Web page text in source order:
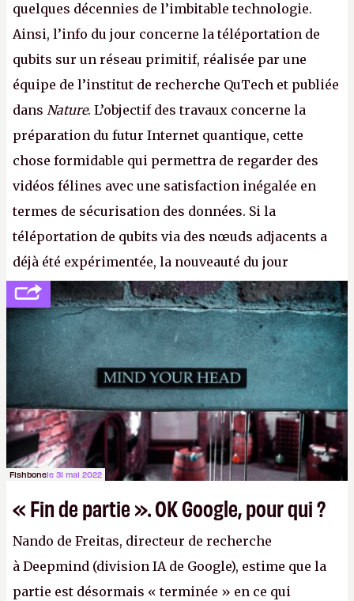
quelques décennies de l’imbitable technologie.
Ainsi, l’info du jour concerne la téléportation de
qubits sur un réseau primitif, réalisée par une
équipe de l’institut de recherche QuTech et publiée
dans Nature. L’objectif des travaux concerne la
préparation du futur Internet quantique, cette
chose formidable qui permettra de regarder des
vidéos félines avec une satisfaction inégalée en
termes de sécurisation des données. Si la
téléportation de qubits via des nœuds adjacents a
déjà été expérimentée, la nouveauté du jour
concerne le recours à des nœuds distants, pour ne
pas dire un réseau quantique multimédia interactif
(avec l’option Péritel). (
http://cpc.cx/AH432N4
Crédit photo : QuTech / Nature)
Fishbonele 31 mai 2022
« Fin de partie ». OK Google, pour qui ?
Nando de Freitas, directeur de recherche
à Deepmind (division IA de Google), estime que la
partie est désormais « terminée » en ce qui